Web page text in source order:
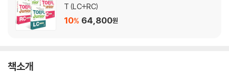
T (LC+RC)
10% 64,800원
책소개